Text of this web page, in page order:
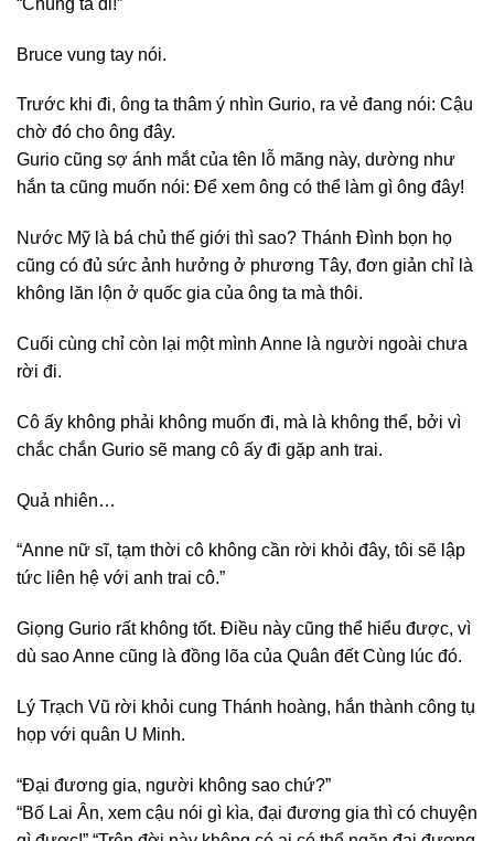
Bruce vung tay nói.
Trước khi đi, ông ta thâm ý nhìn Gurio, ra vẻ đang nói: Cậu
chờ đó cho ông đây.
Gurio cũng sợ ánh mắt của tên lỗ mãng này, dường như
hắn ta cũng muốn nói: Để xem ông có thể làm gì ông đây!
Nước Mỹ là bá chủ thế giới thì sao? Thánh Đình bọn họ
cũng có đủ sức ảnh hưởng ở phương Tây, đơn giản chỉ là
không lăn lộn ở quốc gia của ông ta mà thôi.
Cuối cùng chỉ còn lại một mình Anne là người ngoài chưa
rời đi.
Cô ấy không phải không muốn đi, mà là không thể, bởi vì
chắc chắn Gurio sẽ mang cô ấy đi gặp anh trai.
Quả nhiên…
“Anne nữ sĩ, tạm thời cô không cần rời khỏi đây, tôi sẽ lập
tức liên hệ với anh trai cô.”
Giọng Gurio rất không tốt. Điều này cũng thể hiểu được, vì
dù sao Anne cũng là đồng lõa của Quân đết Cùng lúc đó.
Lý Trạch Vũ rời khỏi cung Thánh hoàng, hắn thành công tụ
họp với quân U Minh.
“Đại đương gia, người không sao chứ?”
“Bố Lai Ân, xem cậu nói gì kìa, đại đương gia thì có chuyện